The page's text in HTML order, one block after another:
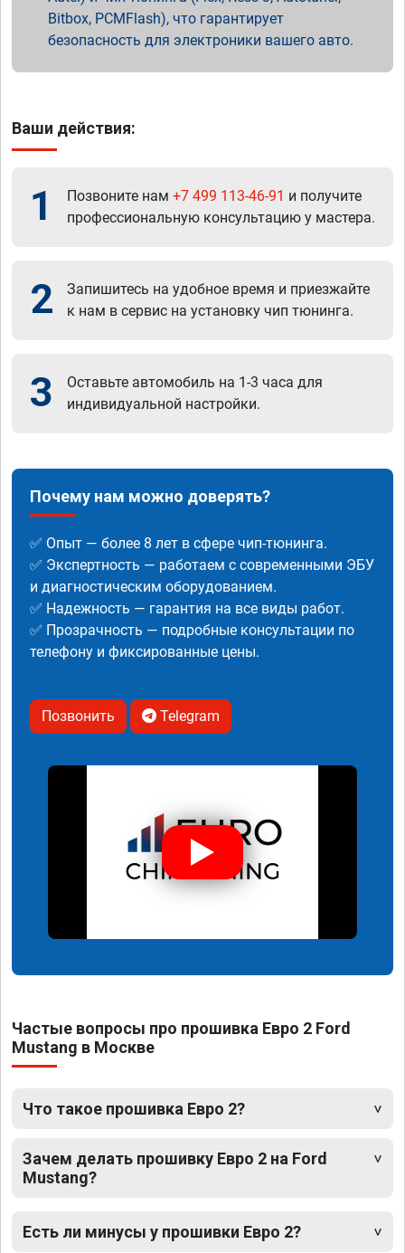
Bitbox, PCMFlash), что гарантирует
безопасность для электроники вашего авто.
Ваши действия:
1 Позвоните нам +7 499 113-46-91 и получите
профессиональную консультацию у мастера.
2
Запишитесь на удобное время и приезжайте
к нам в сервис на установку чип тюнинга.
3
Оставьте автомобиль на 1-3 часа для
индивидуальной настройки.
Почему нам можно доверять?
✅ Опыт — более 8 лет в сфере чип-тюнинга.
✅ Экспертность — работаем с современными ЭБУ
и диагностическим оборудованием.
✅ Надежность — гарантия на все виды работ.
✅ Прозрачность — подробные консультации по
телефону и фиксированные цены.
Позвонить Telegram
Частые вопросы про прошивка Евро 2 Ford
Mustang в Москве
Что такое прошивка Евро 2?
Зачем делать прошивку Евро 2 на Ford
Mustang?
Есть ли минусы у прошивки Евро 2?